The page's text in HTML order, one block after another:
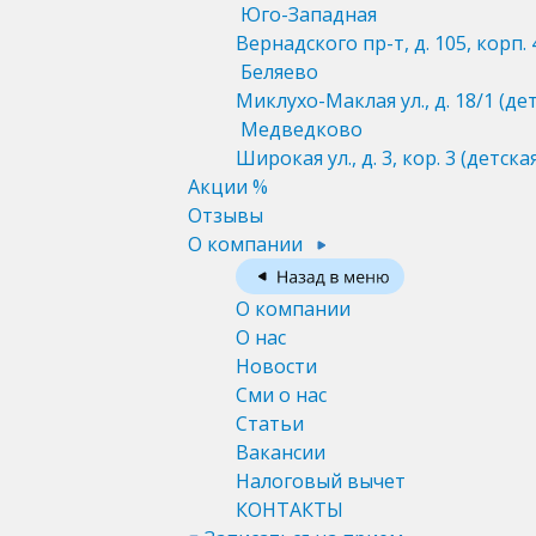
Юго-Западная
Вернадского пр-т, д. 105, корп.
Беляево
Миклухо-Маклая ул., д. 18/1
Медведково
Широкая ул., д. 3, кор. 3
Акции %
Отзывы
О компании
О компании
О нас
Новости
Сми о нас
Статьи
Вакансии
Налоговый вычет
КОНТАКТЫ